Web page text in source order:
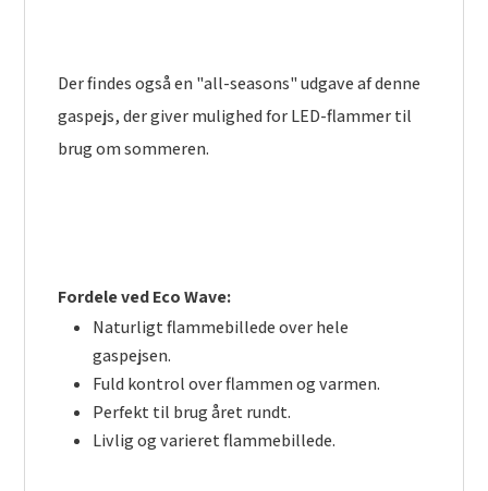
Der findes også en "all-seasons" udgave af denne
gaspejs, der giver mulighed for LED-flammer til
brug om sommeren.
Fordele ved Eco Wave:
Naturligt flammebillede over hele
gaspejsen.
Fuld kontrol over flammen og varmen.
Perfekt til brug året rundt.
Livlig og varieret flammebillede.